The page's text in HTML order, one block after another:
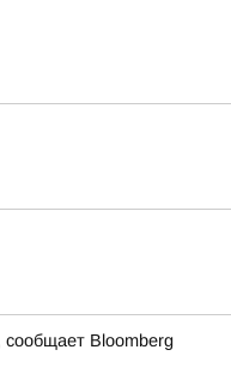
сообщает Bloomberg